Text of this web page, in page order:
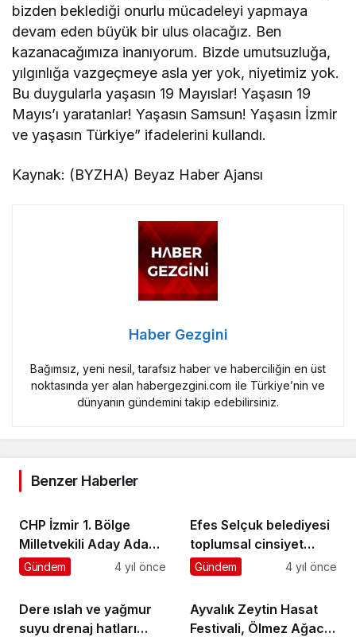
bizden beklediği onurlu mücadeleyi yapmaya
devam eden büyük bir ulus olacağız. Ben
kazanacağımıza inanıyorum. Bizde umutsuzluğa,
yılgınlığa vazgeçmeye asla yer yok, niyetimiz yok.
Bu duygularla yaşasın 19 Mayıslar! Yaşasın 19
Mayıs’ı yaratanlar! Yaşasın Samsun! Yaşasın İzmir
ve yaşasın Türkiye” ifadelerini kullandı.
Kaynak: (BYZHA) Beyaz Haber Ajansı
Haber Gezgini
Bağımsız, yeni nesil, tarafsız haber ve haberciliğin en üst
noktasında yer alan habergezgini.com ile Türkiye’nin ve
dünyanın gündemini takip edebilirsiniz.
Benzer Haberler
CHP İzmir 1. Bölge
Milletvekili Aday Adayı
Kazım Yevimli’nin
Gündem 4 yıl önce
Efes Selçuk belediyesi
toplumsal cinsiyet
eşitliği çalıştayı’nda
Gündem 4 yıl önce
Dere ıslah ve yağmur
suyu drenaj hatları
Ayvalık Zeytin Hasat
Festivali, Ölmez Ağacın